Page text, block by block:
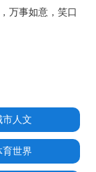
万事如意，笑口
市人文
育世界